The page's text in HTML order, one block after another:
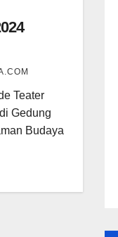
Teater
Gedung
Budaya